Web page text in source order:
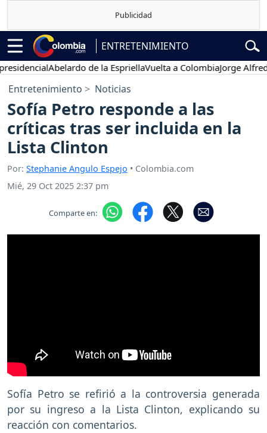
ENTRETENIMIENTO
Abelardo de la EspriellaVuelta a ColombiaJorge Alfredo
Entretenimiento Noticias
Sofía Petro responde a las
críticas tras ser incluida en la
Lista Clinton
Por: Stephanie Angulo Espejo • Colombia.com
Mié, 29 Oct 2025 2:37 pm
Comparte en:
Sofía Petro se refirió a la controversia generada
por su ingreso a la Lista Clinton, explicando su
reacción con comentarios.